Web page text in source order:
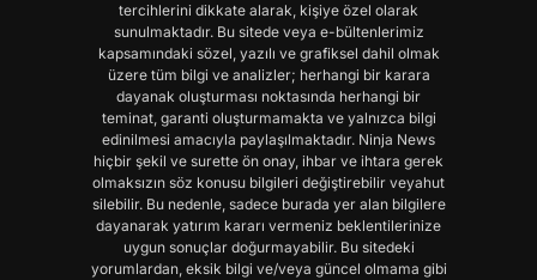
tercihlerini dikkate alarak, kişiye özel olarak
sunulmaktadır. Bu sitede veya e-bültenlerimiz
kapsamındaki sözel, yazılı ve grafiksel dahil olmak
üzere tüm bilgi ve analizler; herhangi bir karara
dayanak oluşturması noktasında herhangi bir
teminat, garanti oluşturmamakta ve yalnızca bilgi
edinilmesi amacıyla paylaşılmaktadır. Ninja News
hiçbir şekil ve surette ön onay, ihbar ve ihtara gerek
olmaksızın söz konusu bilgileri değiştirebilir veyahut
silebilir. Bu nedenle, sadece burada yer alan bilgilere
dayanarak yatırım kararı vermeniz beklentilerinize
uygun sonuçlar doğurmayabilir. Bu sitedeki
yorumlardan, eksik bilgi ve/veya güncel olmama gibi